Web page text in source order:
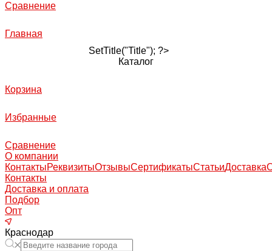
Сравнение
Главная
SetTitle("Title"); ?>
Каталог
Корзина
Избранные
Сравнение
О компании
КонтактыРеквизитыОтзывыСертификатыСтатьиДоставка
Контакты
Доставка и оплата
Подбор
Опт
Краснодар